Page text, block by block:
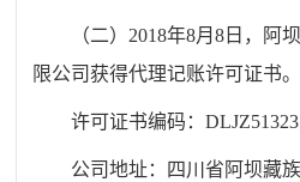
（二） 2018年8月8 日，阿
限公司获得代理记账许可证书。
许可证书编码：
公司地址：四川省阿坝藏